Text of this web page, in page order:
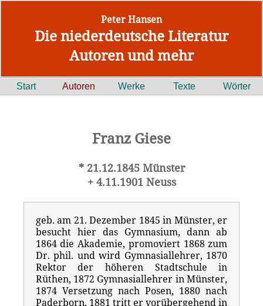
Peter Hansen
Die niederdeutsche Literatur
Autoren und mehr
Start Autoren Werke Texte Wörter
Franz Giese
* 21.12.1845 Münster
+ 4.11.1901 Neuss
geb. am 21. Dezember 1845 in Münster, er
besucht hier das Gymnasium, dann ab
1864 die Akademie, promoviert 1868 zum
Dr. phil. und wird Gymnasiallehrer, 1870
Rektor der höheren Stadtschule in
Rüthen, 1872 Gymnasiallehrer in Münster,
1874 Versetzung nach Posen, 1880 nach
Paderborn, 1881 tritt er vorübergehend in